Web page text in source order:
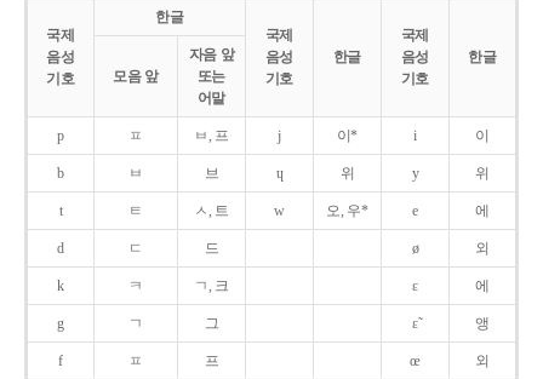
국제
음성
기호
한글
국제
음성
기호
한글
국제
음성
기호
한글
모음 앞
자음 앞
또는
어말
p ㅍ ㅂ, 프 j 이* i 이
b ㅂ 브 ɥ 위 y 위
t ㅌ ㅅ, 트 w 오, 우* e 에
d ㄷ 드 ø 외
k ㅋ ㄱ, 크 ɛ 에
g ㄱ 그 ɛ̃ 앵
f ㅍ 프 œ 외